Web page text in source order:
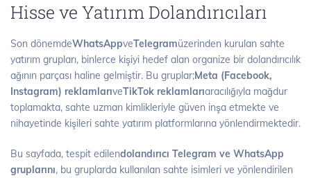
Hisse ve Yatırım Dolandırıcıları
Son dönemdeWhatsAppveTelegramüzerinden kurulan sahte
yatırım grupları, binlerce kişiyi hedef alan organize bir dolandırıcılık
ağının parçası haline gelmiştir. Bu gruplar;Meta (Facebook,
Instagram) reklamlarıveTikTok reklamlarıaracılığıyla mağdur
toplamakta, sahte uzman kimlikleriyle güven inşa etmekte ve
nihayetinde kişileri sahte yatırım platformlarına yönlendirmektedir.
Bu sayfada, tespit edilendolandırıcı Telegram ve WhatsApp
gruplarını, bu gruplarda kullanılan sahte isimleri ve yönlendirilen